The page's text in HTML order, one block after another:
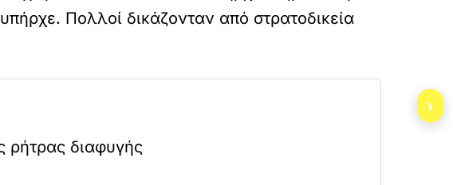
υπήρχε. Πολλοί δικάζονταν από στρατοδικεία
ρήτρας διαφυγής
›